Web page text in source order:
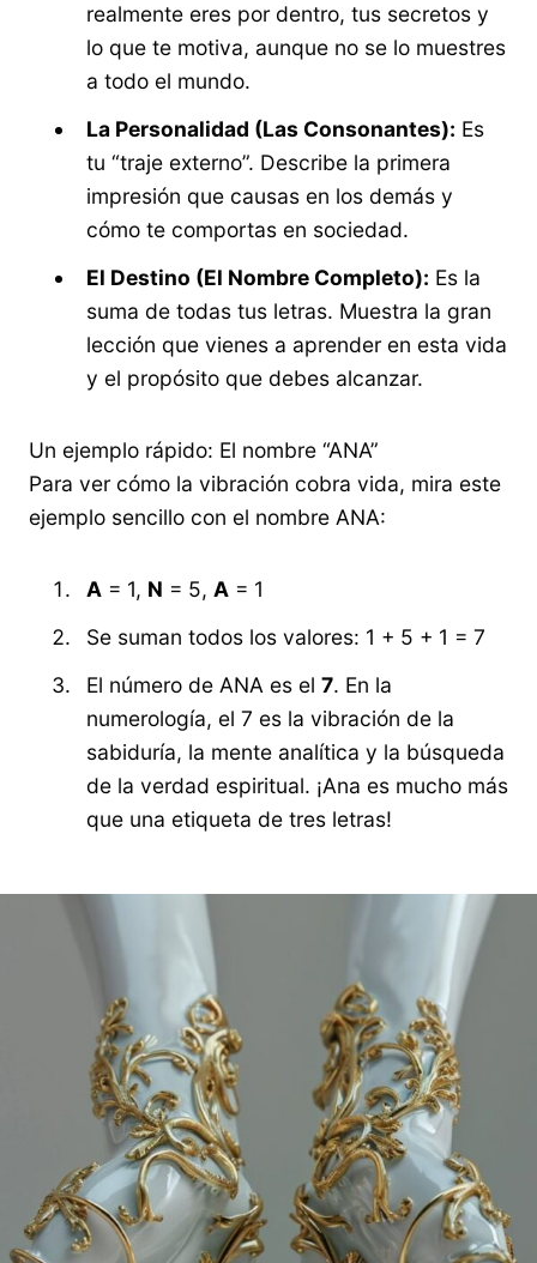
realmente eres por dentro, tus secretos y
lo que te motiva, aunque no se lo muestres
a todo el mundo.
La Personalidad (Las Consonantes): Es
tu “traje externo”. Describe la primera
impresión que causas en los demás y
cómo te comportas en sociedad.
El Destino (El Nombre Completo): Es la
suma de todas tus letras. Muestra la gran
lección que vienes a aprender en esta vida
y el propósito que debes alcanzar.
Un ejemplo rápido: El nombre “ANA”
Para ver cómo la vibración cobra vida, mira este
ejemplo sencillo con el nombre ANA:
A = 1, N = 5, A = 1
Se suman todos los valores: 1 + 5 + 1 = 7
El número de ANA es el 7. En la
numerología, el 7 es la vibración de la
sabiduría, la mente analítica y la búsqueda
de la verdad espiritual. ¡Ana es mucho más
que una etiqueta de tres letras!